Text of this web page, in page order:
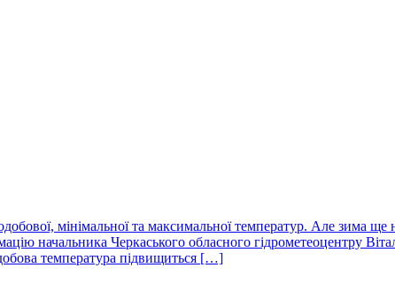
мінімальної та максимальної температур. Але зима
начальника Черкаського обласного гідрометеоцентру
температура підвищиться […]